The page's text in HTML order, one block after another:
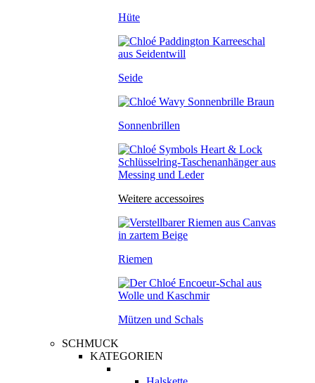
Hüte
Seide
Sonnenbrillen
Weitere accessoires
Riemen
Mützen und Schals
SCHMUCK
KATEGORIEN